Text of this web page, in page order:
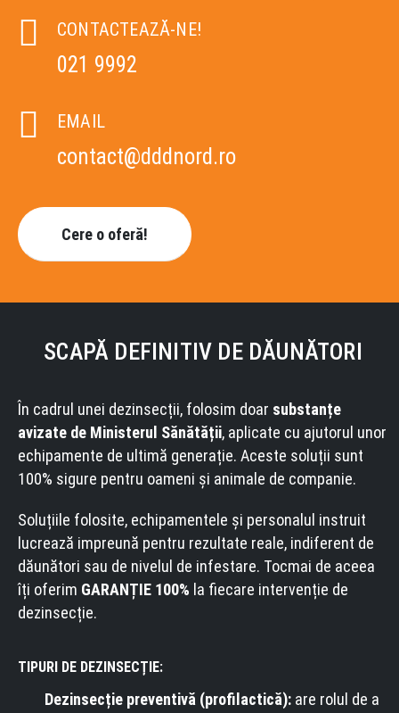
CONTACTEAZĂ-NE!
021 9992
EMAIL
contact@dddnord.ro
Cere o oferă!
SCAPĂ DEFINITIV DE DĂUNĂTORI
În cadrul unei dezinsecții, folosim doar substanțe
avizate de Ministerul Sănătății, aplicate cu ajutorul unor
echipamente de ultimă generație. Aceste soluții sunt
100% sigure pentru oameni și animale de companie.
Soluțiile folosite, echipamentele și personalul instruit
lucrează impreună pentru rezultate reale, indiferent de
dăunători sau de nivelul de infestare. Tocmai de aceea
îți oferim GARANȚIE 100% la fiecare intervenție de
dezinsecție.
TIPURI DE DEZINSECȚIE:
Dezinsecție preventivă (profilactică): are rolul de a